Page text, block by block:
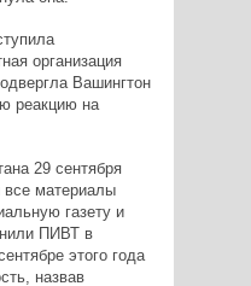
организация
Вашингтон
реакцию на
29 сентября
все материалы
газету и
ПИВТ в
этого года
назвав